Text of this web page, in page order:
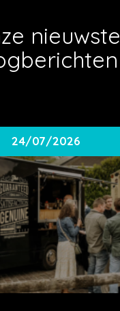
nieuwste
24/07/2026